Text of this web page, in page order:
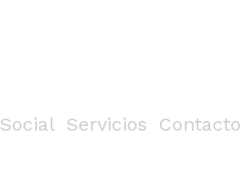
Servicios Contacto